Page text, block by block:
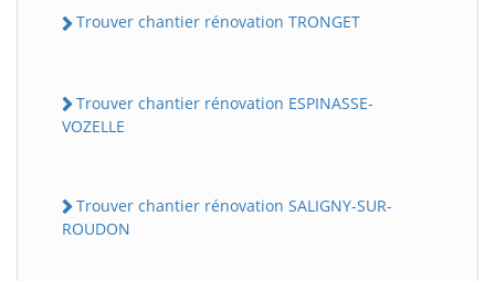
Trouver chantier rénovation TRONGET
Trouver chantier rénovation ESPINASSE-
VOZELLE
Trouver chantier rénovation SALIGNY-SUR-
ROUDON